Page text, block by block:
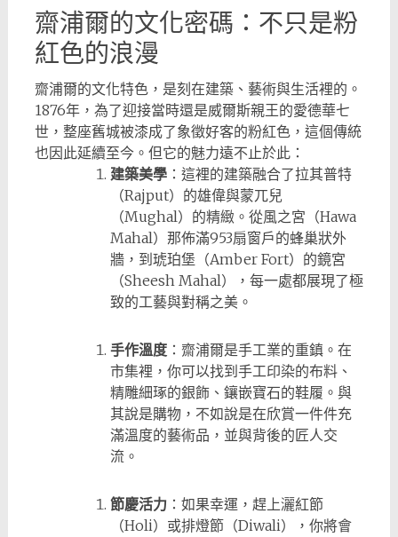
齋浦爾的文化密碼：不只是粉
紅色的浪漫
齋浦爾的文化特色，是刻在建築、藝術與生活裡的。
1876年，為了迎接當時還是威爾斯親王的愛德華七
世，整座舊城被漆成了象徵好客的粉紅色，這個傳統
也因此延續至今。但它的魅力遠不止於此：
建築美學：這裡的建築融合了拉其普特
（Rajput）的雄偉與蒙兀兒
（Mughal）的精緻。從風之宮（Hawa
Mahal）那佈滿953扇窗戶的蜂巢狀外
牆，到琥珀堡（Amber Fort）的鏡宮
（Sheesh Mahal），每一處都展現了極
致的工藝與對稱之美。
手作溫度：齋浦爾是手工業的重鎮。在
市集裡，你可以找到手工印染的布料、
精雕細琢的銀飾、鑲嵌寶石的鞋履。與
其說是購物，不如說是在欣賞一件件充
滿溫度的藝術品，並與背後的匠人交
流。
節慶活力：如果幸運，趕上灑紅節
（Holi）或排燈節（Diwali），你將會